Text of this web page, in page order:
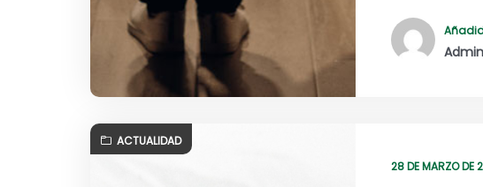
ACTUALIDAD
28 DE MARZO DE